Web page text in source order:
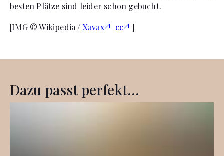
besten Plätze sind leider schon gebucht.
[IMG © Wikipedia / Xavax cc ]
Dazu passt perfekt...